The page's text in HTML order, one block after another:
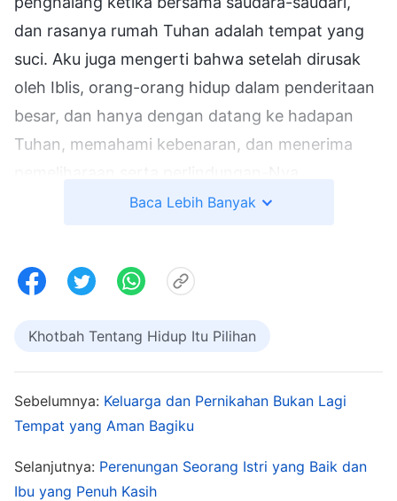
dan rasanya rumah Tuhan adalah tempat yang
suci. Aku juga mengerti bahwa setelah dirusak
oleh Iblis, orang-orang hidup dalam penderitaan
besar, dan hanya dengan datang ke hadapan
Tuhan, memahami kebenaran, dan menerima
seseorang dapat lepas dari penderitaan dan
melaksanakan tugasku. Di sekolah, aku akan
tidak menghadiri pertemuan secara teratur,
memberikan persekutuan dan bantuan sebaik
kemampuanku. Saat melihat saudari-saudari
memahami maksud Tuhan dan dapat berkumpul
berpikir bahwa ini adalah hal yang bermakna.
Baca Lebih Banyak
Khotbah Tentang Hidup Itu Pilihan
Sebelumnya: Keluarga dan Pernikahan Bukan Lagi
Tempat yang Aman Bagiku
Selanjutnya: Perenungan Seorang Istri yang Baik dan
Ibu yang Penuh Kasih